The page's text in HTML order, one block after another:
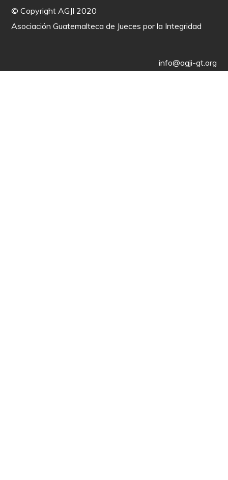
©Copyright AGJI 2020
Asociación Guatemalteca de Jueces por la Integridad
info@agji-gt.org